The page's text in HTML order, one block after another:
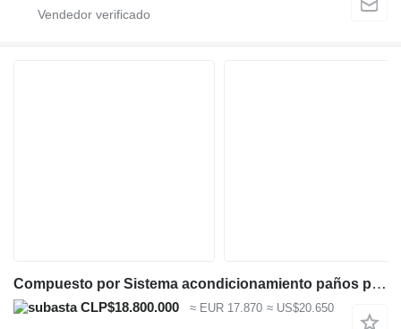
Compuesto por Sistema acondicionamiento paños prensas: regaderas
CLP$18.800.000 ≈ EUR 17.870 ≈ US$20.650